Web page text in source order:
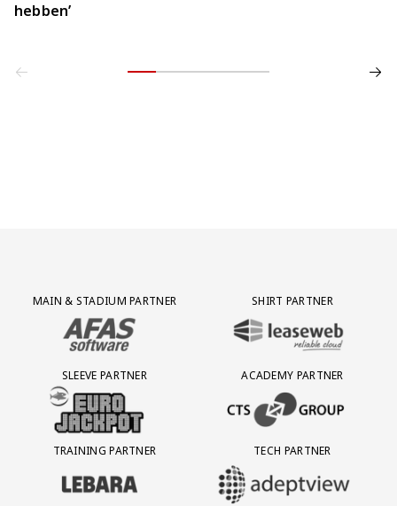
hebben’
Partner Logos Grid
MAIN & STADIUM PARTNER
BEZOEK ONZE MAIN & STADIUM PARTNER AFAS SOFTWARE
SHIRT PARTNER
BEZOEK ONZE SHIRT PARTNER
SLEEVE PARTNER
BEZOEK ONZE SLEEVE PARTNER EUROJACKPOT
ACADEMY PARTNER
BEZOEK ONZE ACADEMY
TRAINING PARTNER
BEZOEK ONZE TRAINING PARTNER LEBARA
TECH PARTNER
BEZOEK ONZE TECH PARTNER